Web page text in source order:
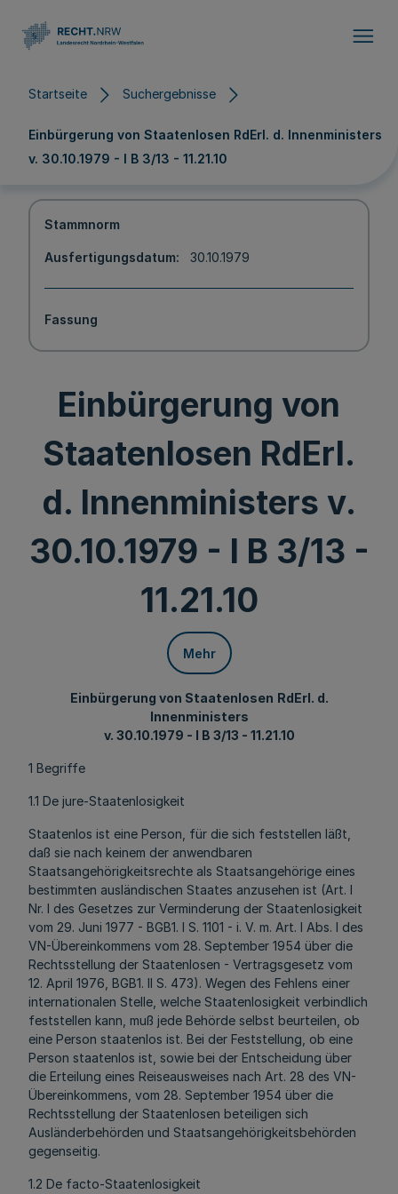
Startseite Suchergebnisse
Einbürgerung von Staatenlosen RdErl. d. Innenministers
v. 30.10.1979 - I B 3/13 - 11.21.10
Stammnorm
Ausfertigungsdatum 30.10.1979
Fassung
Einbürgerung von
Staatenlosen RdErl.
d. Innenministers v.
30.10.1979 - I B 3/13 -
11.21.10
Mehr
Einbürgerung von Staatenlosen RdErl. d.
Innenministers
v. 30.10.1979 - I B 3/13 - 11.21.10
1 Begriffe
1.1 De jure-Staatenlosigkeit
Staatenlos ist eine Person, für die sich feststellen läßt,
daß sie nach keinem der anwendbaren
Staatsangehörigkeitsrechte als Staatsangehörige eines
bestimmten ausländischen Staates anzusehen ist (Art. l
Nr. l des Gesetzes zur Verminderung der Staatenlosigkeit
vom 29. Juni 1977 - BGB1. I S. 1101 - i. V. m. Art. l Abs. l des
VN-Übereinkommens vom 28. September 1954 über die
Rechtsstellung der Staatenlosen - Vertragsgesetz vom
12. April 1976, BGB1. II S. 473). Wegen des Fehlens einer
internationalen Stelle, welche Staatenlosigkeit verbindlich
feststellen kann, muß jede Behörde selbst beurteilen, ob
eine Person staatenlos ist. Bei der Feststellung, ob eine
Person staatenlos ist, sowie bei der Entscheidung über
die Erteilung eines Reiseausweises nach Art. 28 des VN-
Übereinkommens, vom 28. September 1954 über die
Rechtsstellung der Staatenlosen beteiligen sich
Ausländerbehörden und Staatsangehörigkeitsbehörden
gegenseitig.
1.2 De facto-Staatenlosigkeit